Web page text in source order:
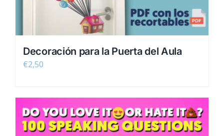
Decoración para la Puerta del Aula
€2,50